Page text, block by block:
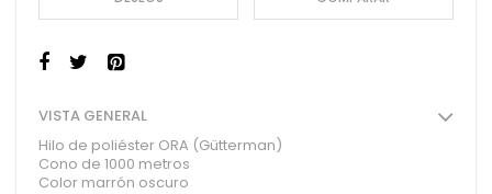
VISTA GENERAL
Hilo de poliéster ORA (Gütterman)
Cono de 1000 metros
Color marrón oscuro